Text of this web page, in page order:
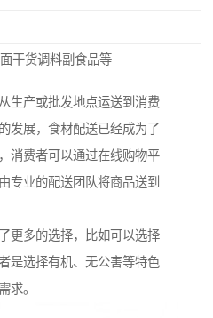
干货调料副食品等
生产或批发地点运送到消费
发展，食材配送已经成为了
消费者可以通过在线购物平
专业的配送团队将商品送到
更多的选择，比如可以选择
是选择有机、无公害等特色
求。